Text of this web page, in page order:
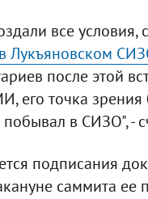
все условия,
Лукъяновском
после этой
его точка
в СИЗО", -
подписания
саммита